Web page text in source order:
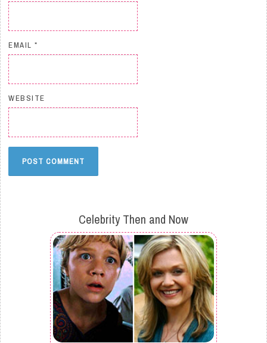
EMAIL*
WEBSITE
Celebrity Then and Now